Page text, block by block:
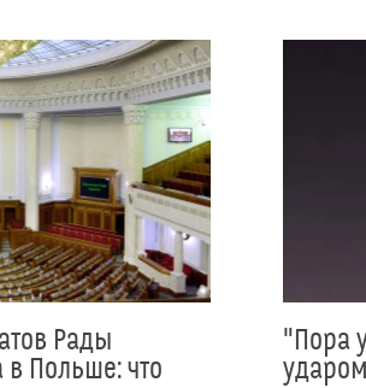
Рады
Польше: что
"Пора